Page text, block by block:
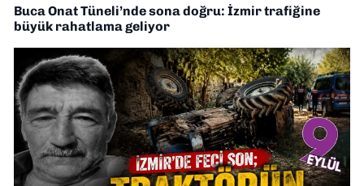
Buca Onat Tüneli’nde sona doğru: İzmir trafiğine
büyük rahatlama geliyor